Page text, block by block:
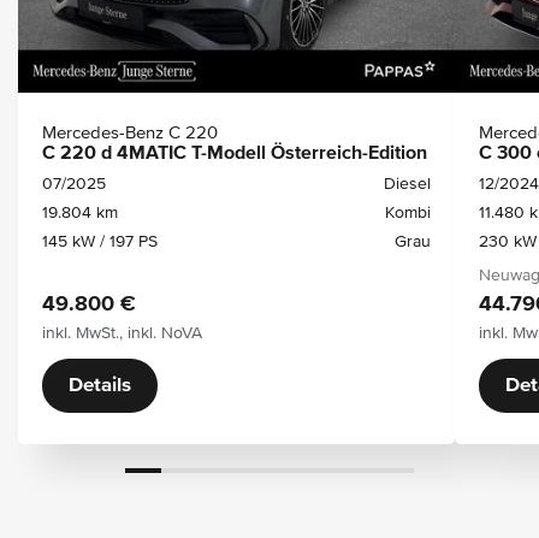
Mercedes-Benz C 220
C 220 d 4MATIC T-Modell Österreich-Edition
07/2025
Diesel
19.804 km
Kombi
145 kW / 197 PS
Grau
49.800 €
inkl. MwSt., inkl. NoVA
Details
C 300
12/2024
11.480
230 kW
inkl.